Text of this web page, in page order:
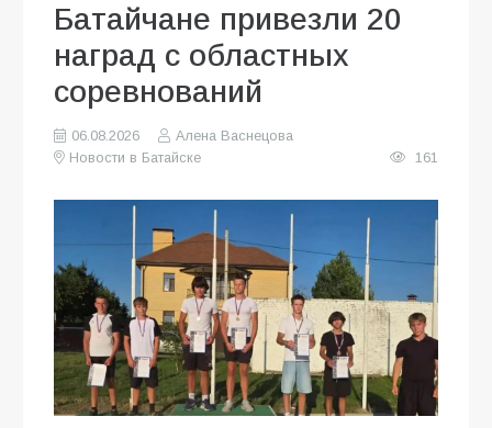
Батайчане привезли 20
наград с областных
соревнований
06.08.2026
Алена Васнецова
Новости в Батайске
161